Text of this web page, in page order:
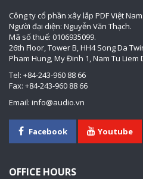
Công ty cổ phần xây lắp PDF Việt Nam.
Người đại diện: Nguyễn Văn Thạch.
Mã số thuế: 0106935099.
26th Floor, Tower B, HH4 Song Da
Pham Hung, My Đinh 1, Nam Tu Liem
Tel: +84-243-960 88 66
Fax: +84-243-960 88 66
Email: info@audio.vn
Facebook Youtube
OFFICE HOURS